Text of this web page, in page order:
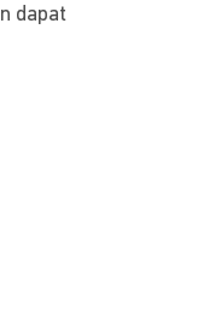
dapat